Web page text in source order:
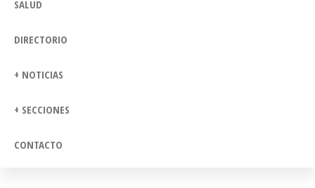
SALUD
DIRECTORIO
+ NOTICIAS
+ SECCIONES
CONTACTO